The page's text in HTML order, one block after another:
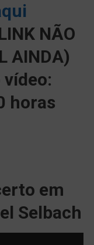
NÃO
AINDA)
horas
em
Selbach